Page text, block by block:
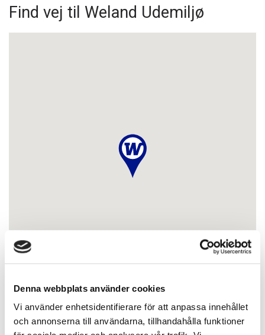
Denna webbplats använder cookies
Vi använder enhetsidentifierare för att anpassa innehållet
och annonserna till användarna, tillhandahålla funktioner
Find vej til Weland Udemiljø